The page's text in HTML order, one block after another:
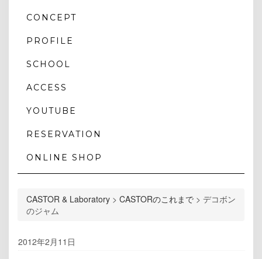
CONCEPT
PROFILE
SCHOOL
ACCESS
YOUTUBE
RESERVATION
ONLINE SHOP
CASTOR & Laboratory > CASTORのこれまで > デコボン
のジャム
2012年2月11日